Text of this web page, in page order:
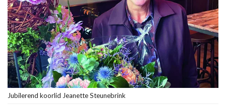
Jubilerend koorlid Jeanette Steunebrink